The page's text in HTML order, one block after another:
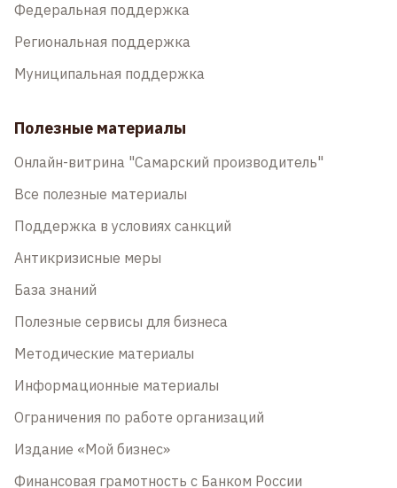
Федеральная поддержка
Региональная поддержка
Муниципальная поддержка
Полезные материалы
Онлайн-витрина "Самарский производитель"
Все полезные материалы
Поддержка в условиях санкций
Антикризисные меры
База знаний
Полезные сервисы для бизнеса
Методические материалы
Информационные материалы
Ограничения по работе организаций
Издание «Мой бизнес»
Финансовая грамотность с Банком России